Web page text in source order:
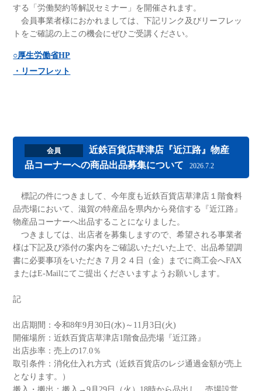
する「労働契約等解説セミナー」を開催されます。
会員事業者様におかれましては、下記リンク及びリーフレッ
トをご確認の上この機会にぜひご受講ください。
○厚生労働省HP
・リーフレット
会員
近鉄百貨店草津店『近江路』物産
品コーナーへの商品出品募集について
2026.7.2
標記の件につきまして、今年度も近鉄百貨店草津店１階食料
品売場において、滋賀の特産品を県内から発信する『近江路』
物産品コーナーへ出品することになりました。
つきましては、出店者を募集しますので、希望される事業者
様は下記及び添付の案内をご確認いただいた上で、出品希望調
書に必要事項をいただき７月２４日（金）までに商工会へFAX
またはE-Mailにてご提出くださいますようお願いします。
記
出店期間：令和8年9月30日(水)～11月3日(火)
開催場所：近鉄百貨店草津店1階食品売場『近江路』
出店歩率：売上の17.0％
取引条件：消化仕入れ方式（近鉄百貨店のレジ通過金額が売上
となります。）